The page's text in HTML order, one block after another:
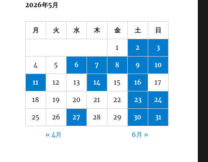
2026年5月
月 火 水 木 金 土 日
1 2 3
4 5 6 7 8 9 10
11 12 13 14 15 16 17
18 19 20 21 22 23 24
25 26 27 28 29 30 31
« 4月 6月 »